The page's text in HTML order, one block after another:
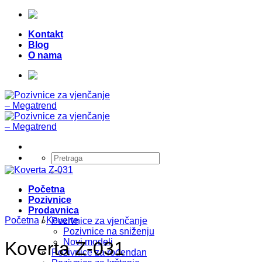
Skip
contentKontakt
Blog
O nama
Pretraži:
Početna
Pozivnice
Prodavnica
Pozivnice za vjenčanje
Pozivnice na sniženju
Novi modeli
Pozivnice za rođendan
Početna / Koverte
Koverta Z-031